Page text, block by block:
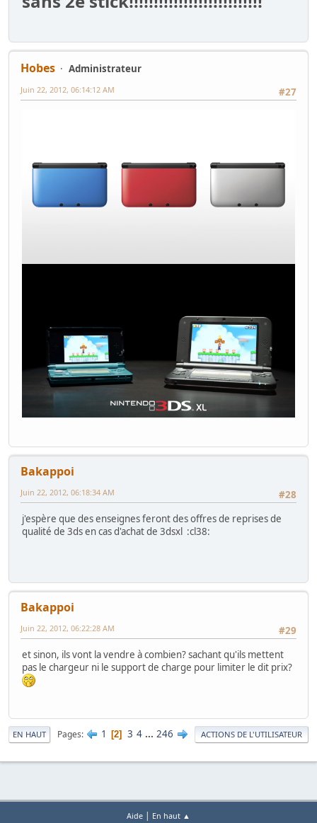
Hobes
Administrateur
#27
Juin 22, 2012, 06:14:12 AM
Bakappoi
#28
Juin 22, 2012, 06:18:34 AM
j'espère que des enseignes feront des offres de reprises de
qualité de 3ds en cas d'achat de 3dsxl :cl38:
Bakappoi
#29
Juin 22, 2012, 06:22:28 AM
et sinon, ils vont la vendre à combien? sachant qu'ils mettent
pas le chargeur ni le support de charge pour limiter le dit prix?
EN HAUT Pages 1 2 3 4 ... 246 ACTIONS DE L'UTILISATEUR
Aide | En haut ▲